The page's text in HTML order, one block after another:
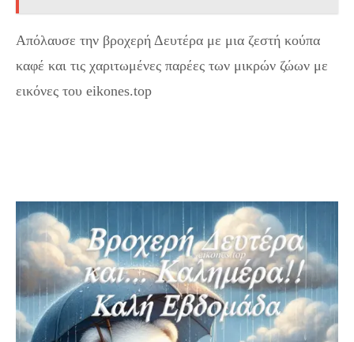
Απόλαυσε την βροχερή Δευτέρα με μια ζεστή κούπα
καφέ και τις χαριτωμένες παρέες των μικρών ζώων με
εικόνες του eikones.top